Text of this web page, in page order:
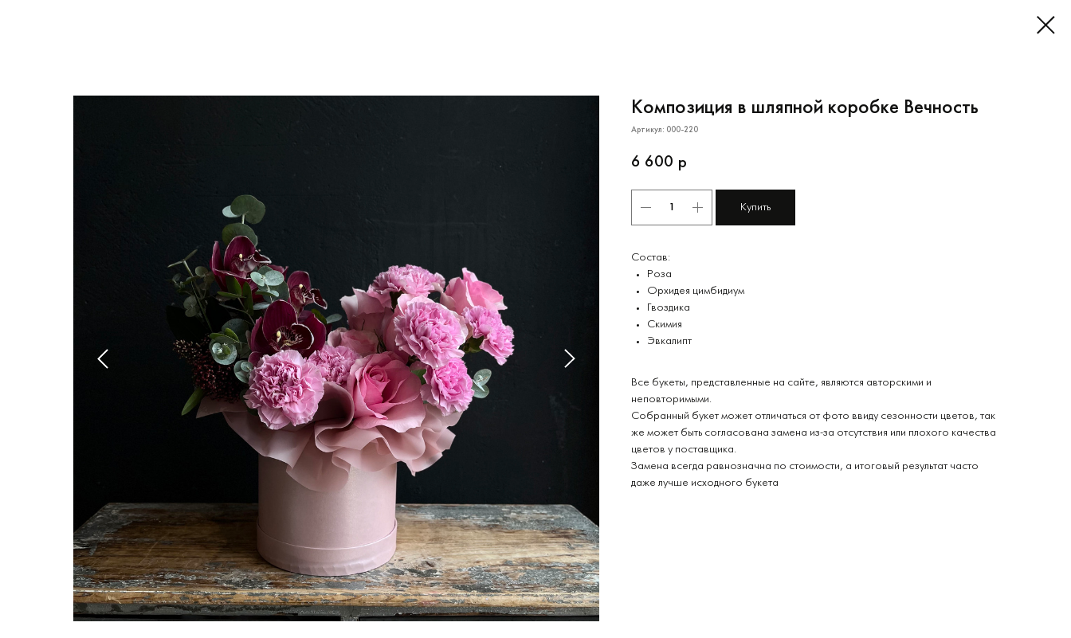
Композиция в шляпной коробке Вечность
Артикул: 000-220
6 600 р
Купить
Состав:
Роза
Орхидея цимбидиум
Гвоздика
Скимия
Эвкалипт
Все букеты, представленные на сайте, являются авторскими и
неповторимыми.
Собранный букет может отличаться от фото ввиду сезонности цветов, так
же может быть согласована замена из-за отсутствия или плохого качества
цветов у поставщика.
Замена всегда равнозначна по стоимости, а итоговый результат часто
даже лучше исходного букета